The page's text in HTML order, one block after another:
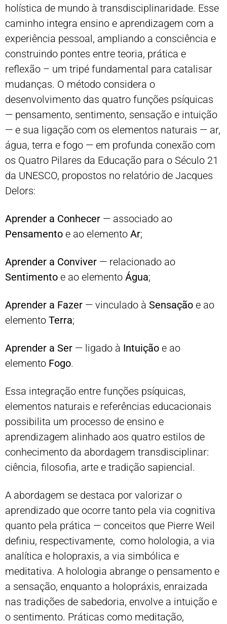
holística de mundo à transdisciplinaridade. Esse
caminho integra ensino e aprendizagem com a
experiência pessoal, ampliando a consciência e
construindo pontes entre teoria, prática e
reflexão – um tripé fundamental para catalisar
mudanças. O método considera o
desenvolvimento das quatro funções psíquicas
— pensamento, sentimento, sensação e intuição
— e sua ligação com os elementos naturais — ar,
água, terra e fogo — em profunda conexão com
os Quatro Pilares da Educação para o Século 21
da UNESCO, propostos no relatório de Jacques
Delors:
Aprender a Conhecer — associado ao
Pensamento e ao elemento Ar;
Aprender a Conviver — relacionado ao
Sentimento e ao elemento Água;
Aprender a Fazer — vinculado à Sensação e ao
elemento Terra;
Aprender a Ser — ligado à Intuição e ao
elemento Fogo.
Essa integração entre funções psíquicas,
elementos naturais e referências educacionais
possibilita um processo de ensino e
aprendizagem alinhado aos quatro estilos de
conhecimento da abordagem transdisciplinar:
ciência, filosofia, arte e tradição sapiencial.
A abordagem se destaca por valorizar o
aprendizado que ocorre tanto pela via cognitiva
quanto pela prática — conceitos que Pierre Weil
definiu, respectivamente, como holologia, a via
analítica e holopraxis, a via simbólica e
meditativa. A holologia abrange o pensamento e
a sensação, enquanto a holopráxis, enraizada
nas tradições de sabedoria, envolve a intuição e
o sentimento. Práticas como meditação,